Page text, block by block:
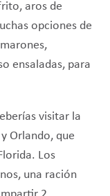
aros de
opciones de
ensaladas, para
visitar la
Orlando, que
Los
una ración